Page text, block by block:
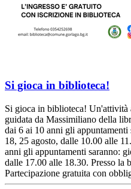
Si gioca in biblioteca!
Si gioca in biblioteca! Un'attività
guidata da Massimiliano della
dai 6 ai 10 anni gli
18, 25 agosto, dalle 10.00 alle
anni gli appuntamenti saranno:
dalle 17.00 alle 18.30. Presso la
Partecipazione gratuita con